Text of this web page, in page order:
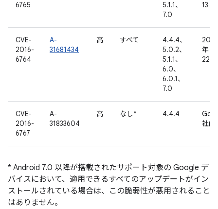
6765
5.1.1、
7.0
13 日
CVE-
2016-
6764
A-
31681434
高 すべて
4.4.4、
5.0.2、
5.1.1、
6.0、
6.0.1、
7.0
2016
年 9
22 日
CVE-
2016-
6767
A-
31833604
高 なし* 4.4.4
社内
* Android 7.0 以降が搭載されたサポート対象の Google デ
バイスにおいて、適用できるすべてのアップデートがイン
ストールされている場合は、この脆弱性が悪用されること
はありません。